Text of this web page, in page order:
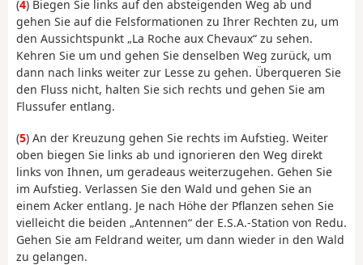
(4) Biegen Sie links auf den absteigenden Weg ab und
gehen Sie auf die Felsformationen zu Ihrer Rechten zu, um
den Aussichtspunkt „La Roche aux Chevaux“ zu sehen.
Kehren Sie um und gehen Sie denselben Weg zurück, um
dann nach links weiter zur Lesse zu gehen. Überqueren Sie
den Fluss nicht, halten Sie sich rechts und gehen Sie am
Flussufer entlang.
(5) An der Kreuzung gehen Sie rechts im Aufstieg. Weiter
oben biegen Sie links ab und ignorieren den Weg direkt
links von Ihnen, um geradeaus weiterzugehen. Gehen Sie
im Aufstieg. Verlassen Sie den Wald und gehen Sie an
einem Acker entlang. Je nach Höhe der Pflanzen sehen Sie
vielleicht die beiden „Antennen“ der E.S.A.-Station von Redu.
Gehen Sie am Feldrand weiter, um dann wieder in den Wald
zu gelangen.